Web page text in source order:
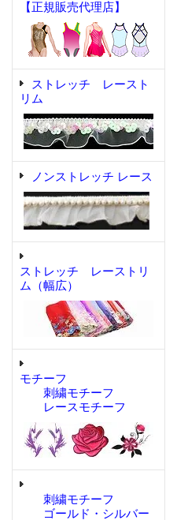
【正規販売代理店】
ストレッチ レースト
リム
ノンストレッチ レース
ストレッチ レーストリ
ム（幅広）
モチーフ
刺繍モチーフ
レースモチーフ
刺繍モチーフ
ゴールド・シルバー